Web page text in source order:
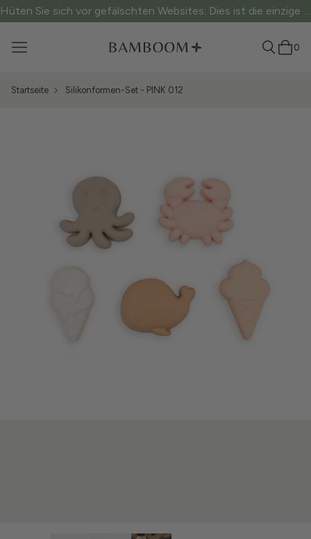
Hüten Sie sich vor gefälschten Websites: Dies ist die einzige offizielle Website.
0
Startseite Silikonformen-Set - PINK 012